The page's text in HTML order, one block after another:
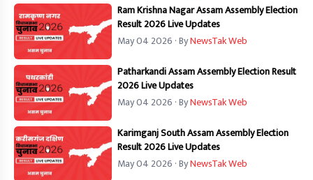
Ram Krishna Nagar Assam Assembly Election
Result 2026 Live Updates
May 04 2026 · ByNewsTak Web
Patharkandi Assam Assembly Election Result
2026 Live Updates
May 04 2026 · ByNewsTak Web
Karimganj South Assam Assembly Election
Result 2026 Live Updates
May 04 2026 · ByNewsTak Web